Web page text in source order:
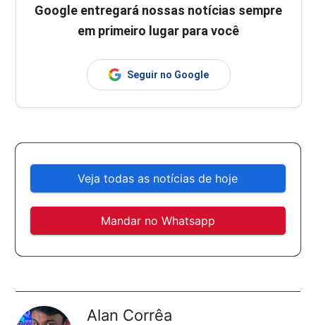
Google entregará nossas notícias sempre
em primeiro lugar para você
Seguir no Google
Veja todas as notícias de hoje
Mandar no Whatsapp
Alan Corrêa